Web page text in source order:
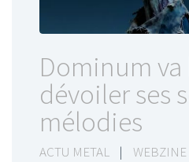
Dominum
dévoiler ses
mélodies
ACTU METAL | WEBZINE